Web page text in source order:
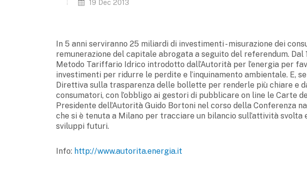
19 Dec 2013
In 5 anni serviranno 25 miliardi di investimenti - misurazione dei
remunerazione del capitale abrogata a seguito del referendum. Dal
Metodo Tariffario Idrico introdotto dall’Autorità per l’energia per
investimenti per ridurre le perdite e l’inquinamento ambientale. E,
Direttiva sulla trasparenza delle bollette per renderle più chiare e
consumatori, con l’obbligo ai gestori di pubblicare on line le Carte
Presidente dell’Autorità Guido Bortoni nel corso della Conferenza
che si è tenuta a Milano per tracciare un bilancio sull’attività
sviluppi futuri.
Info: http://www.autorita.energia.it